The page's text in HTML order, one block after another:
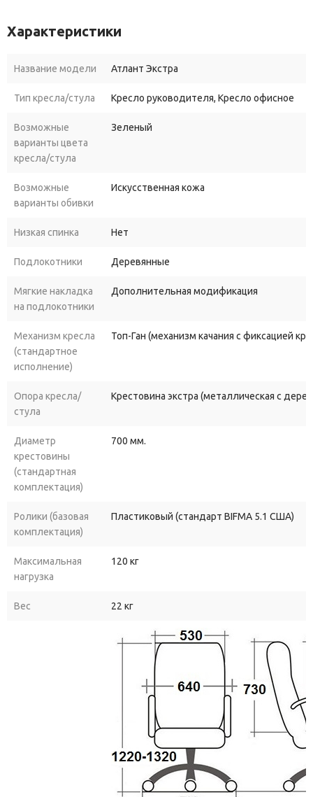
Характеристики
Название модели Атлант Экстра
Тип кресла/стула Кресло руководителя, Кресло офисное
Возможные
варианты цвета
кресла/стула
Зеленый
Возможные
варианты обивки
Искусственная кожа
Низкая спинка Нет
Подлокотники Деревянные
Мягкие накладка
на подлокотники
Дополнительная модификация
Механизм кресла
(стандартное
исполнение)
Топ-Ган (механизм качания с фиксацией
Опора кресла/
стула
Крестовина экстра (металлическая с
Диаметр
крестовины
(стандартная
комплектация)
700 мм.
Ролики (базовая
комплектация)
Пластиковый (стандарт BIFMA 5.1 США)
Максимальная
нагрузка
120 кг
Вес 22 кг